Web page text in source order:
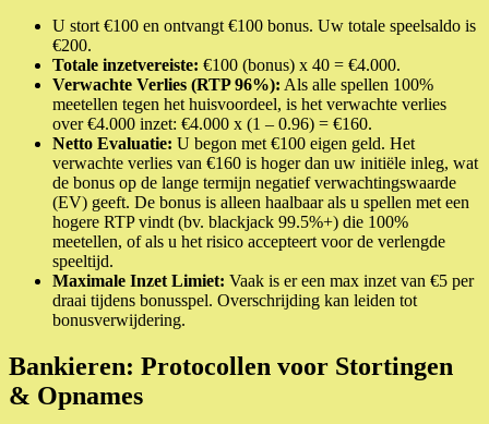
U stort €100 en ontvangt €100 bonus. Uw totale speelsaldo is
€200.
Totale inzetvereiste: €100 (bonus) x 40 = €4.000.
Verwachte Verlies (RTP 96%): Als alle spellen 100%
meetellen tegen het huisvoordeel, is het verwachte verlies
over €4.000 inzet: €4.000 x (1 – 0.96) = €160.
Netto Evaluatie: U begon met €100 eigen geld. Het
verwachte verlies van €160 is hoger dan uw initiële inleg, wat
de bonus op de lange termijn negatief verwachtingswaarde
(EV) geeft. De bonus is alleen haalbaar als u spellen met een
hogere RTP vindt (bv. blackjack 99.5%+) die 100%
meetellen, of als u het risico accepteert voor de verlengde
speeltijd.
Maximale Inzet Limiet: Vaak is er een max inzet van €5 per
draai tijdens bonusspel. Overschrijding kan leiden tot
bonusverwijdering.
Bankieren: Protocollen voor Stortingen
& Opnames